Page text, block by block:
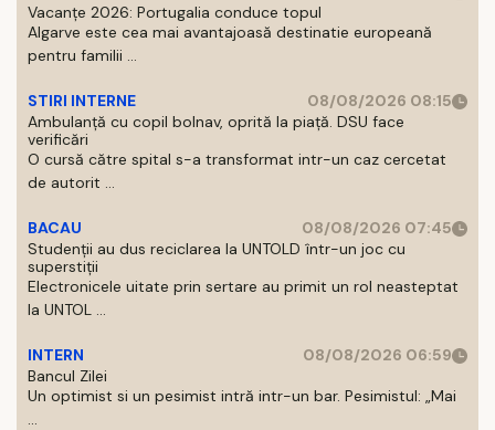
Vacanțe 2026: Portugalia conduce topul
Algarve este cea mai avantajoasă destinatie europeană
pentru familii ...
STIRI INTERNE
08/08/2026 08:15
Ambulanță cu copil bolnav, oprită la piață. DSU face
verificări
O cursă către spital s-a transformat intr-un caz cercetat
de autorit ...
BACAU
08/08/2026 07:45
Studenții au dus reciclarea la UNTOLD într-un joc cu
superstiții
Electronicele uitate prin sertare au primit un rol neasteptat
la UNTOL ...
INTERN
08/08/2026 06:59
Bancul Zilei
Un optimist si un pesimist intră intr-un bar. Pesimistul: „Mai
...